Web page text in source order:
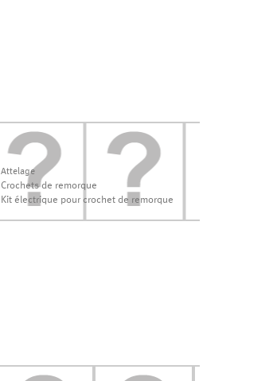
Attelage
Crochets de remorque
Kit électrique pour crochet de remorque